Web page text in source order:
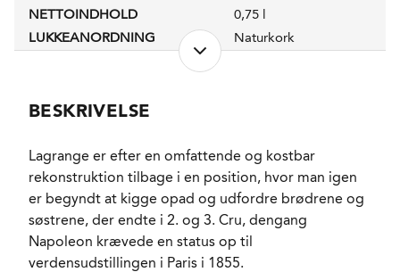
NETTOINDHOLD
0,75 l
LUKKEANORDNING
Naturkork
RESTSUKKER
LAGRING
13 måneder på fad.
20% nye.
FORVENTET HOLDBARHED
6-12 år fra høståret
afhængig af
smagspræferencer.
SERVERINGS-TEMPERATUR
15 - 17°C
BESKRIVELSE
Lagrange er efter en omfattende og kostbar
rekonstruktion tilbage i en position, hvor man igen
er begyndt at kigge opad og udfordre brødrene og
søstrene, der endte i 2. og 3. Cru, dengang
Napoleon krævede en status op til
verdensudstillingen i Paris i 1855.